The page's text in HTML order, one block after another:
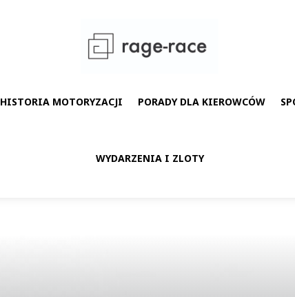
HISTORIA MOTORYZACJI PORADY DLA KIEROWCÓW
WYDARZENIA I ZLOTY